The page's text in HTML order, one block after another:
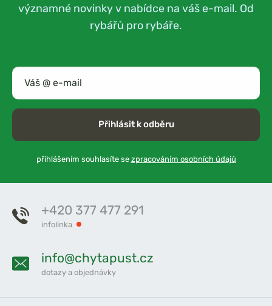
významné novinky v nabídce na váš e-mail. Od
rybářů pro rybáře.
Přihlásit k odběru
přihlášením souhlasíte se zpracováním osobních údajů
+420 377 477 291
infolinka
info@chytapust.cz
dotazy a objednávky